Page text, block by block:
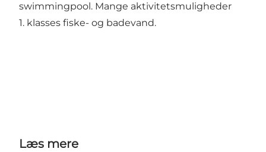
swimmingpool. Mange aktivitetsmuligheder
1. klasses fiske- og badevand.
Læs mere